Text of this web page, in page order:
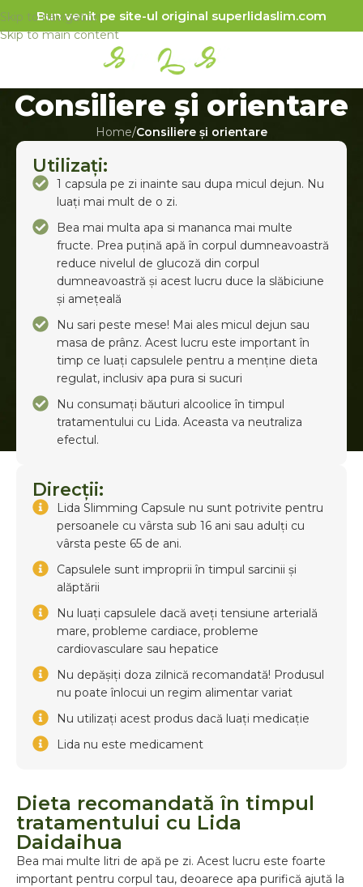
Skip to navigation
Skip to main content
Bun venit pe site-ul original superlidaslim.com
Consiliere și orientare
Home/Consiliere și orientare
Utilizați:
1 capsula pe zi inainte sau dupa micul dejun. Nu
luați mai mult de o zi.
Bea mai multa apa si mananca mai multe
fructe. Prea puțină apă în corpul dumneavoastră
reduce nivelul de glucoză din corpul
dumneavoastră și acest lucru duce la slăbiciune
și amețeală
Nu sari peste mese! Mai ales micul dejun sau
masa de prânz. Acest lucru este important în
timp ce luați capsulele pentru a menține dieta
regulat, inclusiv apa pura si sucuri
Nu consumați băuturi alcoolice în timpul
tratamentului cu Lida. Aceasta va neutraliza
efectul.
Direcții:
Lida Slimming Capsule nu sunt potrivite pentru
persoanele cu vârsta sub 16 ani sau adulți cu
vârsta peste 65 de ani.
Capsulele sunt improprii în timpul sarcinii și
alăptării
Nu luați capsulele dacă aveți tensiune arterială
mare, probleme cardiace, probleme
cardiovasculare sau hepatice
Nu depășiți doza zilnică recomandată! Produsul
nu poate înlocui un regim alimentar variat
Nu utilizați acest produs dacă luați medicație
Lida nu este medicament
Dieta recomandată în timpul
tratamentului cu Lida
Daidaihua
Bea mai multe litri de apă pe zi. Acest lucru este foarte
important pentru corpul tau, deoarece apa purifică ajută la